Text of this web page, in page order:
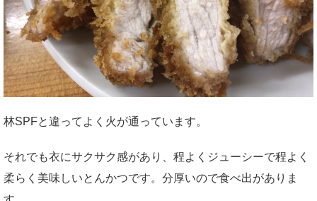
林SPFと違ってよく火が通っています。
それでも衣にサクサク感があり、程よくジューシーで程よく
柔らく美味しいとんかつです。分厚いので食べ出がありま